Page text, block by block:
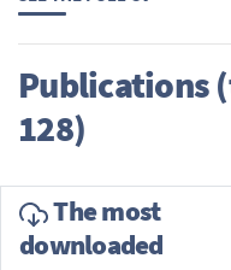
Publications
128)
The most
downloaded